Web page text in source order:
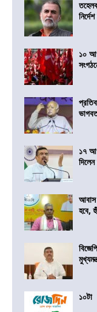
১০
১৭
দিলেন
আবাস
হবে,
১০টা